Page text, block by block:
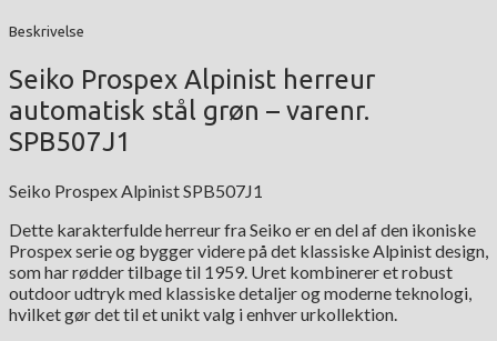
Beskrivelse
Seiko Prospex Alpinist herreur
automatisk stål grøn – varenr.
SPB507J1
Seiko Prospex Alpinist SPB507J1
Dette karakterfulde herreur fra Seiko er en del af den ikoniske
Prospex serie og bygger videre på det klassiske Alpinist design,
som har rødder tilbage til 1959. Uret kombinerer et robust
outdoor udtryk med klassiske detaljer og moderne teknologi,
hvilket gør det til et unikt valg i enhver urkollektion.